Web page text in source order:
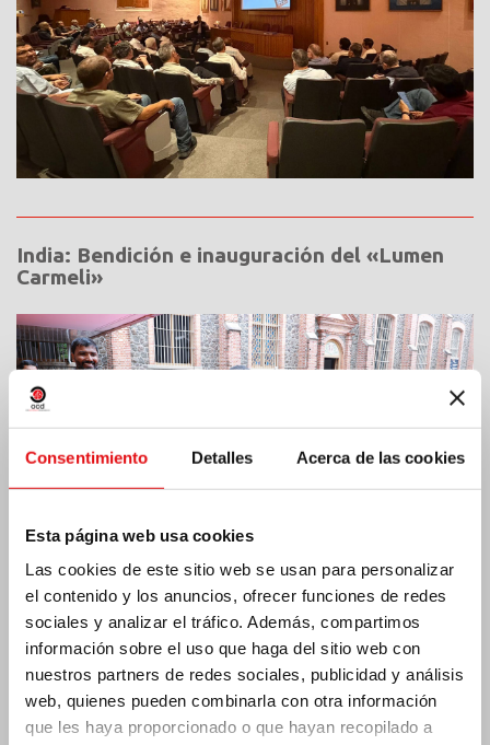
Consentimiento Detalles Acerca de las cookies
Esta página web usa cookies
Las cookies de este sitio web se usan para personalizar
el contenido y los anuncios, ofrecer funciones de redes
sociales y analizar el tráfico. Además, compartimos
información sobre el uso que haga del sitio web con
nuestros partners de redes sociales, publicidad y análisis
web, quienes pueden combinarla con otra información
que les haya proporcionado o que hayan recopilado a
India: Bendición e inauguración del «Lumen
Carmeli»
Costa de Marfil: Doble jubileo de plata